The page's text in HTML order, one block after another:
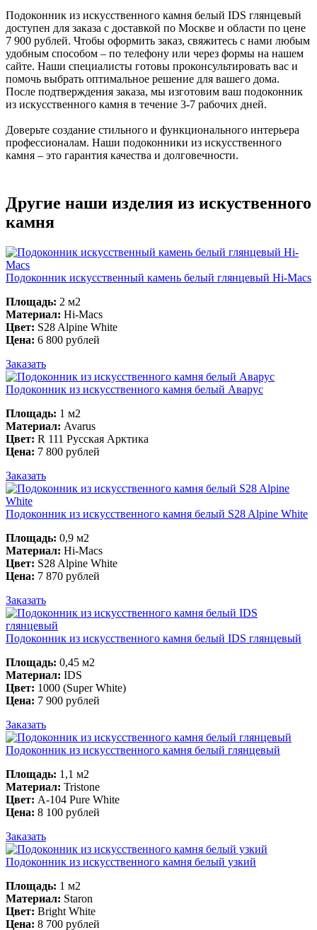
Подоконник из искусственного камня белый IDS глянцевый
доступен для заказа с доставкой по Москве и области по цене
7 900 рублей. Чтобы оформить заказ, свяжитесь с нами любым
удобным способом – по телефону или через формы на нашем
сайте. Наши специалисты готовы проконсультировать вас и
помочь выбрать оптимальное решение для вашего дома.
После подтверждения заказа, мы изготовим ваш подоконник
из искусственного камня в течение 3-7 рабочих дней.
Доверьте создание стильного и функционального интерьера
профессионалам. Наши подоконники из искусственного
камня – это гарантия качества и долговечности.
Другие наши изделия из искуственного
камня
Подоконник искусственный камень белый глянцевый Hi-Macs
Площадь: 2 м2
Материал: Hi-Macs
Цвет: S28 Alpine White
Цена: 6 800 рублей
Заказать
Подоконник из искусственного камня белый Аварус
Площадь: 1 м2
Материал: Avarus
Цвет: R 111 Русская Арктика
Цена: 7 800 рублей
Заказать
Подоконник из искусственного камня белый S28 Alpine White
Площадь: 0,9 м2
Материал: Hi-Macs
Цвет: S28 Alpine White
Цена: 7 870 рублей
Заказать
Подоконник из искусственного камня белый IDS глянцевый
Площадь: 0,45 м2
Материал: IDS
Цвет: 1000 (Super White)
Цена: 7 900 рублей
Заказать
Подоконник из искусственного камня белый глянцевый
Площадь: 1,1 м2
Материал: Tristone
Цвет: А-104 Pure White
Цена: 8 100 рублей
Заказать
Подоконник из искусственного камня белый узкий
Площадь: 1 м2
Материал: Staron
Цвет: Bright White
Цена: 8 700 рублей